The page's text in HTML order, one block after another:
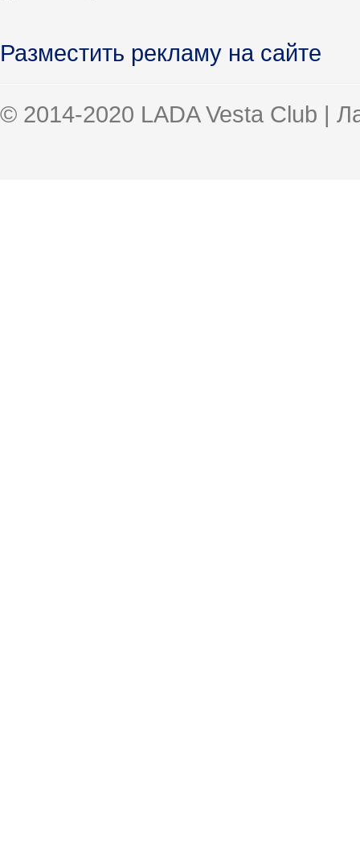
Разместить рекламу на сайте
© 2014-2020 LADA Vesta Club |